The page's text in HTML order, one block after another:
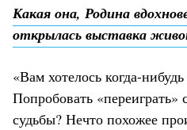
Какая она, Родина
открылась выставка
«Вам хотелось когда-
Попробовать «переиграть»
судьбы? Нечто похожее